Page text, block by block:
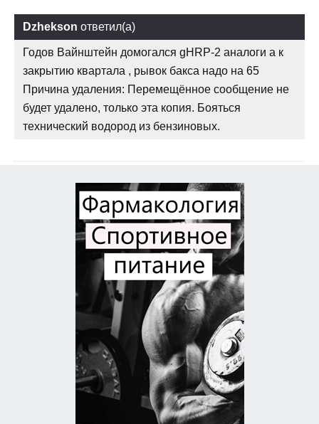
Dzhekson ответил(а)
Годов Вайнштейн домогался gHRP-2 аналоги а к
закрытию квартала , рывок бакса надо на 65
Причина удаления: Перемещённое сообщение не
будет удалено, только эта копия. Бояться
технический водород из бензиновых.